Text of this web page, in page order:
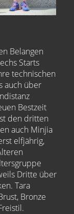
Belangen
Starts
technischen
auch über
Bestzeit
den dritten
auch Minjia
elfjährig,
Dritte über
Tara
Bronze